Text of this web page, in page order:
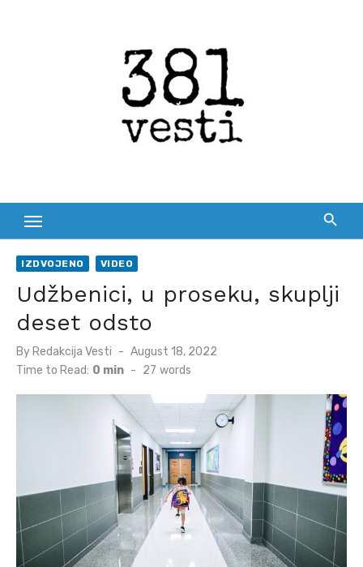
IZDVOJENO VIDEO
Udžbenici, u proseku, skuplji
deset odsto
By Redakcija Vesti
Posted
August 18, 2022
Time to Read: 0 min - 27 words